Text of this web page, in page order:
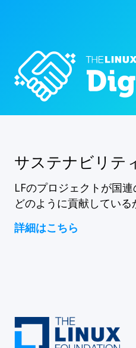
サステナビリテ
LFのプロジェクトが国
どのように貢献している
詳細はこちら